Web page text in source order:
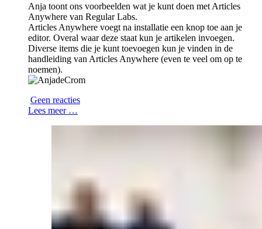
Anja toont ons voorbeelden wat je kunt doen met Articles
Anywhere van Regular Labs.
Articles Anywhere voegt na installatie een knop toe aan je
editor. Overal waar deze staat kun je artikelen invoegen.
Diverse items die je kunt toevoegen kun je vinden in de
handleiding van Articles Anywhere (even te veel om op te
noemen).
Geen reacties
Lees meer …